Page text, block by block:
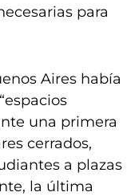
para
Aires había
una primera
cerrados,
a plazas
la última